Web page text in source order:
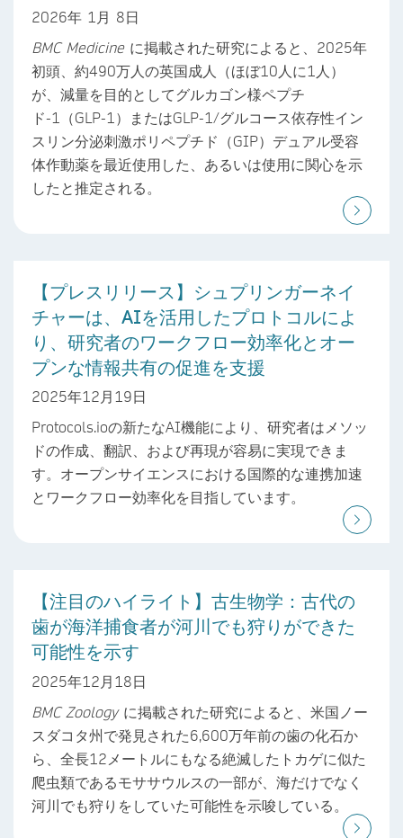
2026年 1月 8日
BMC Medicine に掲載された研究によると、2025年
初頭、約490万人の英国成人（ほぼ10人に1人）
が、減量を目的としてグルカゴン様ペプチ
ド-1（GLP-1）またはGLP-1/グルコース依存性イン
スリン分泌刺激ポリペプチド（GIP）デュアル受容
体作動薬を最近使用した、あるいは使用に関心を示
したと推定される。
【プレスリリース】シュプリンガーネイ
チャーは、AIを活用したプロトコルによ
り、研究者のワークフロー効率化とオー
プンな情報共有の促進を支援
2025年12月19日
Protocols.ioの新たなAI機能により、研究者はメソッ
ドの作成、翻訳、および再現が容易に実現できま
す。オープンサイエンスにおける国際的な連携加速
とワークフロー効率化を目指しています。
【注目のハイライト】古生物学：古代の
歯が海洋捕食者が河川でも狩りができた
可能性を示す
2025年12月18日
BMC Zoology に掲載された研究によると、米国ノー
スダコタ州で発見された6,600万年前の歯の化石か
ら、全長12メートルにもなる絶滅したトカゲに似た
爬虫類であるモササウルスの一部が、海だけでなく
河川でも狩りをしていた可能性を示唆している。